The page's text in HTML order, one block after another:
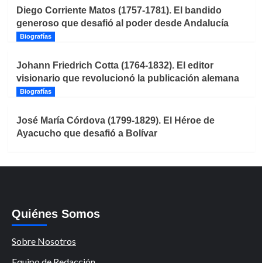
Diego Corriente Matos (1757-1781). El bandido
generoso que desafió al poder desde Andalucía
Biografías
Johann Friedrich Cotta (1764-1832). El editor
visionario que revolucionó la publicación alemana
Biografías
José María Córdova (1799-1829). El Héroe de
Ayacucho que desafió a Bolívar
Quiénes Somos
Sobre Nosotros